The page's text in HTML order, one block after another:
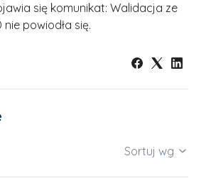
się komunikat: Walidacja ze
powiodła się.
Sortuj wg